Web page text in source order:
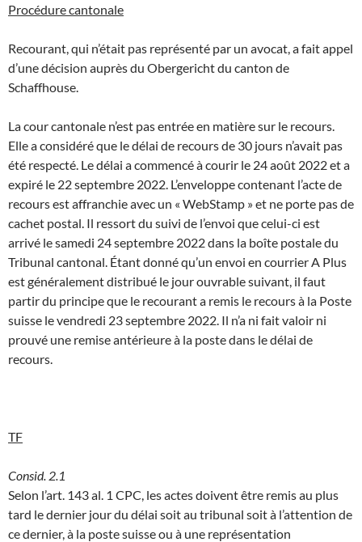
Procédure cantonale
Recourant, qui n’était pas représenté par un avocat, a fait appel
d’une décision auprès du Obergericht du canton de
Schaffhouse.
La cour cantonale n’est pas entrée en matière sur le recours.
Elle a considéré que le délai de recours de 30 jours n’avait pas
été respecté. Le délai a commencé à courir le 24 août 2022 et a
expiré le 22 septembre 2022. L’enveloppe contenant l’acte de
recours est affranchie avec un « WebStamp » et ne porte pas de
cachet postal. Il ressort du suivi de l’envoi que celui-ci est
arrivé le samedi 24 septembre 2022 dans la boîte postale du
Tribunal cantonal. Étant donné qu’un envoi en courrier A Plus
est généralement distribué le jour ouvrable suivant, il faut
partir du principe que le recourant a remis le recours à la Poste
suisse le vendredi 23 septembre 2022. Il n’a ni fait valoir ni
prouvé une remise antérieure à la poste dans le délai de
recours.
TF
Consid. 2.1
Selon l’art. 143 al. 1 CPC, les actes doivent être remis au plus
tard le dernier jour du délai soit au tribunal soit à l’attention de
ce dernier, à la poste suisse ou à une représentation